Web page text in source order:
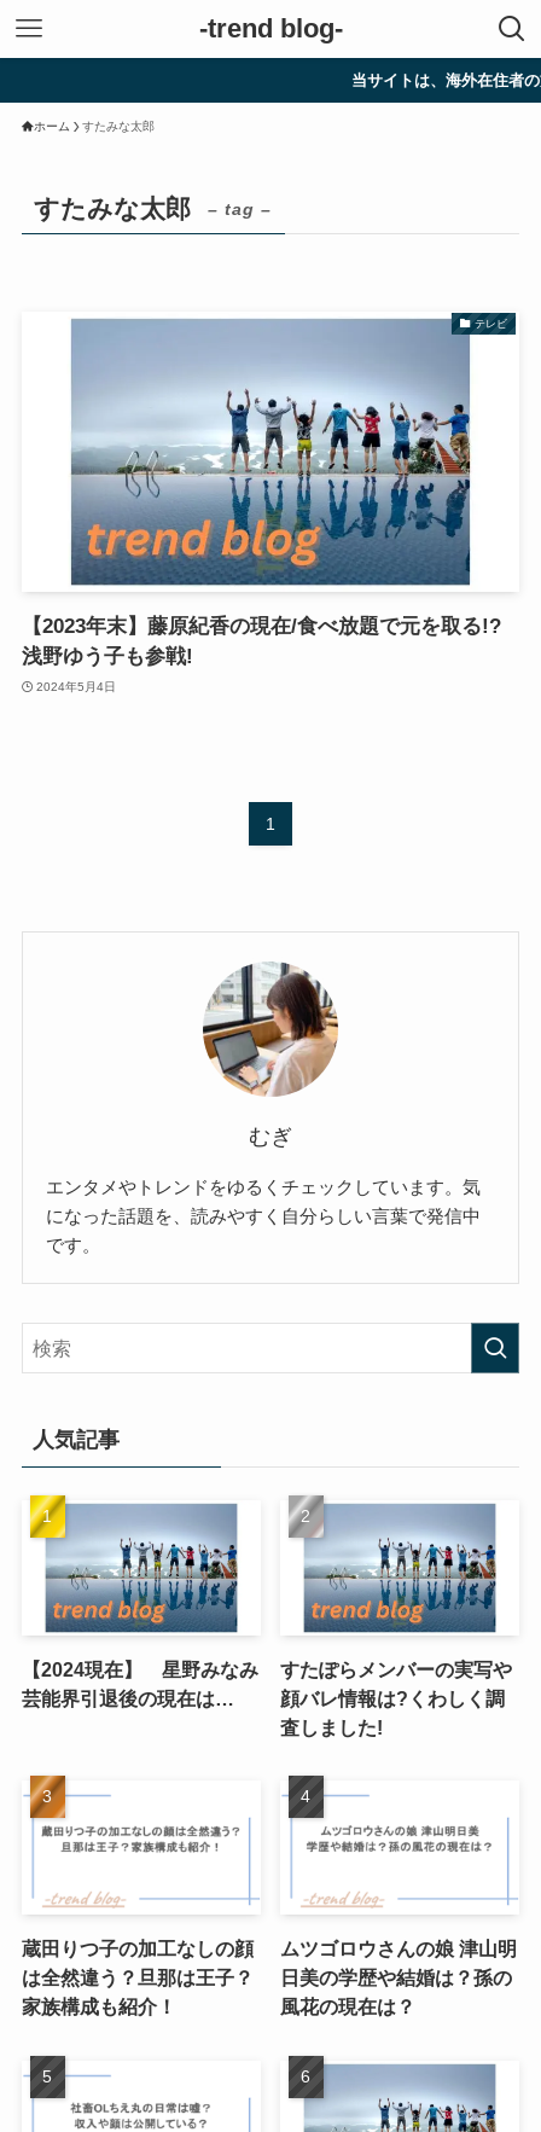
-trend blog-
当サイトは、海外在住者の方
ホーム すたみな太郎
すたみな太郎 – tag –
テレビ
【2023年末】藤原紀香の現在/食べ放題で元を取る!?
浅野ゆう子も参戦!
2024年5月4日
1
むぎ
エンタメやトレンドをゆるくチェックしています。気
になった話題を、読みやすく自分らしい言葉で発信中
です。
人気記事
【2024現在】 星野みなみ
芸能界引退後の現在は…
すたぽらメンバーの実写や
顔バレ情報は?くわしく調
査しました!
蔵田りつ子の加工なしの顔
は全然違う？旦那は王子？
家族構成も紹介！
ムツゴロウさんの娘 津山明
日美の学歴や結婚は？孫の
風花の現在は？